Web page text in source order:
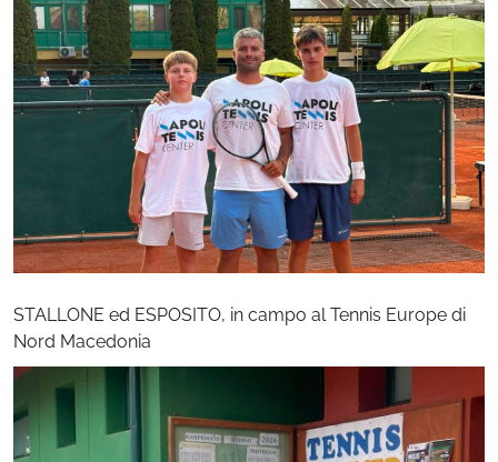
STALLONE ed ESPOSITO, in campo al Tennis Europe di
Nord Macedonia